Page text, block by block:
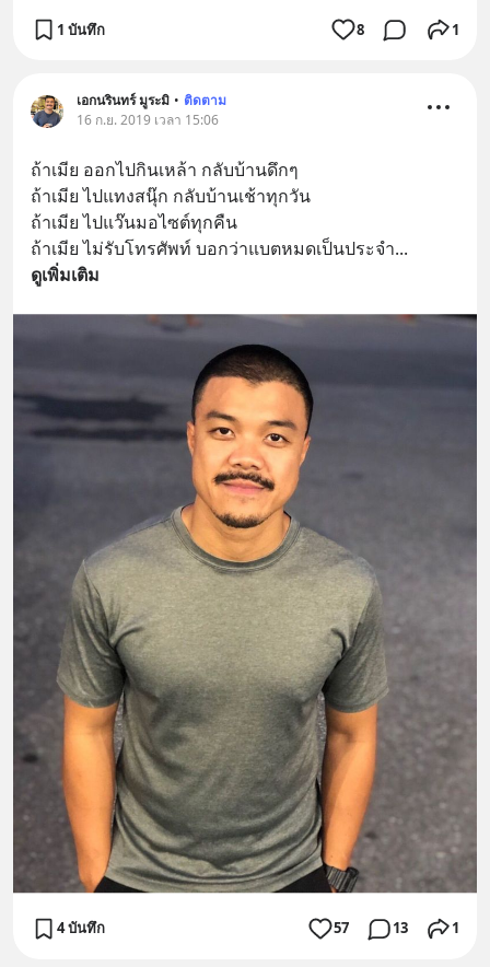
1 บันทึก 8 1
เอกนรินทร์ มูระมิ • ติดตาม
16 ก.ย. 2019 เวลา 15:06
ถ้าเมีย ออกไปกินเหล้า กลับบ้านดึกๆ
ถ้าเมีย ไปแทงสนุ๊ก กลับบ้านเช้าทุกวัน
ถ้าเมีย ไปแว๊นมอไซต์ทุกคืน
ถ้าเมีย ไม่รับโทรศัพท์ บอกว่าแบตหมดเป็นประจำ...
ดูเพิ่มเติม
4 บันทึก 57 13 1